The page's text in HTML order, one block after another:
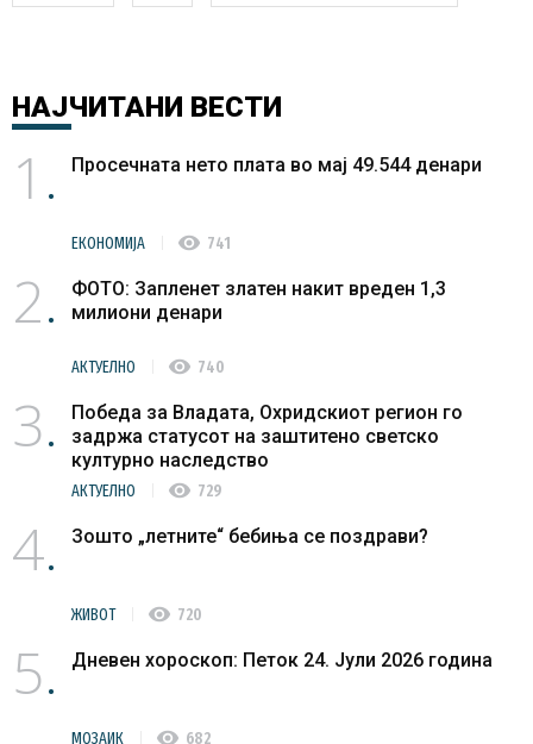
НАЈЧИТАНИ ВЕСТИ
1 Просечната нето плата во мај 49.544 денари
ЕКОНОМИЈА visibility 741
2
ФОТО: Запленет златен накит вреден 1,3
милиони денари
АКТУЕЛНО visibility 740
3
Победа за Владата, Охридскиот регион го
задржа статусот на заштитено светско
културно наследство
АКТУЕЛНО visibility 729
4 Зошто „летните“ бебиња се поздрави?
ЖИВОТ visibility 720
5 Дневен хороскоп: Петок 24. Јули 2026 година
МОЗАИК visibility 682